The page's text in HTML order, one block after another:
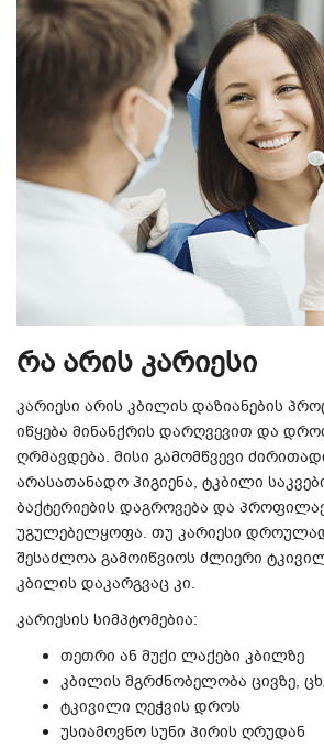
რა არის კარიესი
კარიესი არის კბილის დაზიანების
იწყება მინანქრის დარღვევით და
ღრმავდება. მისი გამომწვევი
არასათანადო ჰიგიენა, ტკბილი
ბაქტერიების დაგროვება და
უგულებელყოფა. თუ კარიესი
შესაძლოა გამოიწვიოს ძლიერი
კბილის დაკარგვაც კი.
კარიესის სიმპტომებია:
თეთრი ან მუქი ლაქები კბილზე
კბილის მგრძნობელობა ცივზე,
ტკივილი ღეჭვის დროს
უსიამოვნო სუნი პირის ღრუდან